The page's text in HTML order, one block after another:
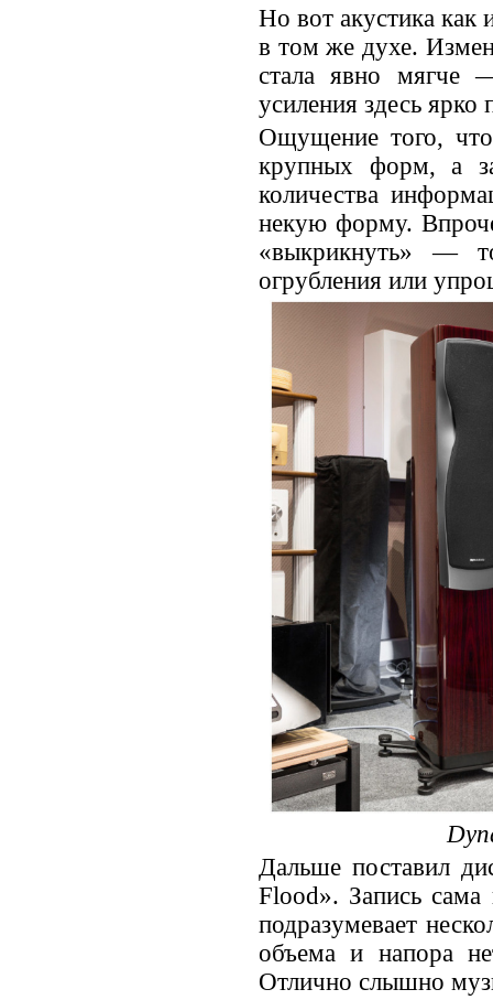
Но вот акустика как
в том же духе.
стала явно мягче
усиления здесь
Ощущение того, что
крупных форм, а за
количества
некую форму.
«выкрикнуть» —
огрубления или
Дальше поставил
Flood». Запись сама
подразумевает
объема и напора
Отлично слышно